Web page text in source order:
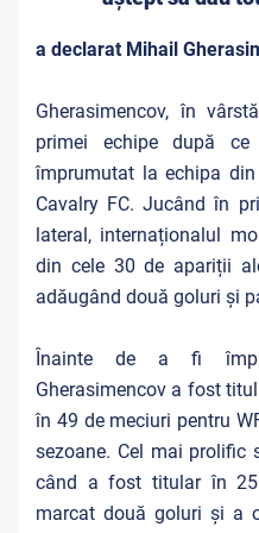
a declarat Mihail
Gherasimencov, în
primei echipe după
împrumutat la echipa din
Cavalry FC. Jucând în
lateral, internaționalul
din cele 30 de apariții
adăugând două goluri și
Înainte de a fi
Gherasimencov a fost
în 49 de meciuri pentru
sezoane. Cel mai
când a fost titular în
marcat două goluri și a